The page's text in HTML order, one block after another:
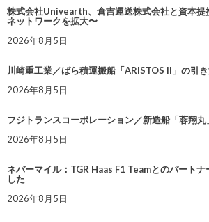
株式会社Univearth、倉吉運送株式会社と資本提
ネットワークを拡大〜
2026年8月5日
川崎重工業／ばら積運搬船「ARISTOS II」の引
2026年8月5日
フジトランスコーポレーション／新造船「蓉翔丸
2026年8月5日
ネバーマイル：TGR Haas F1 Teamとのパートナ
した
2026年8月5日